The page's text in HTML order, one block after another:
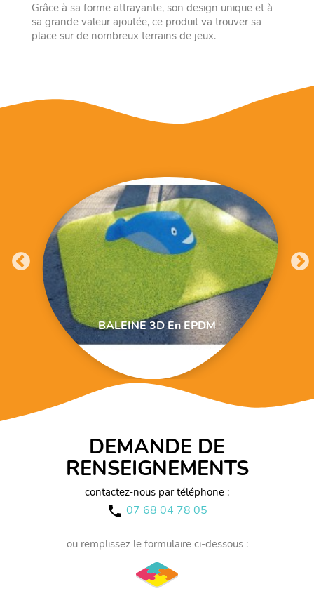
Grâce à sa forme attrayante, son design unique et à
sa grande valeur ajoutée, ce produit va trouver sa
place sur de nombreux terrains de jeux.
BALEINE 3D En EPDM
DEMANDE DE
RENSEIGNEMENTS
contactez-nous par téléphone :
call 07 68 04 78 05
ou remplissez le formulaire ci-dessous :